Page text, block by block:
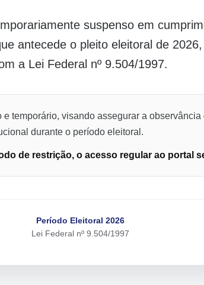
suspenso em
antecede o pleito eleitoral de
a Lei Federal nº 9.504/1997.
e temporário, visando assegurar a
durante o período eleitoral.
de restrição, o acesso regular ao portal
Período Eleitoral 2026
Lei Federal nº 9.504/1997